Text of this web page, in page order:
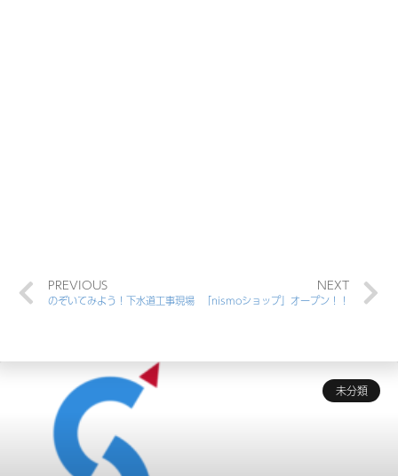
PREVIOUS
のぞいてみよう！下水道工事現場
NEXT
「nismoショップ」オープン！！
未分類